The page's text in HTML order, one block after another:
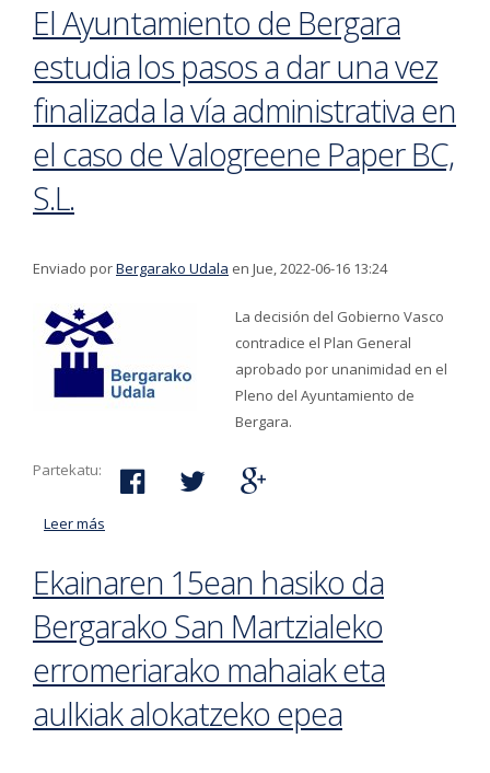
El Ayuntamiento de Bergara
estudia los pasos a dar una vez
finalizada la vía administrativa en
el caso de Valogreene Paper BC,
S.L.
Enviado porBergarako Udala en Jue, 2022-06-16 13:24
La decisión del Gobierno Vasco
contradice el Plan General
aprobado por unanimidad en el
Pleno del Ayuntamiento de
Bergara.
Partekatu:
Leer más
el caso de Valogreene Paper BC, S.L.
Ekainaren 15ean hasiko da
Bergarako San Martzialeko
erromeriarako mahaiak eta
aulkiak alokatzeko epea